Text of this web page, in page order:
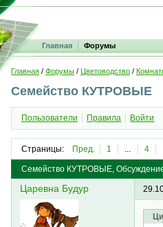
Главная Форумы
Главная / Форумы / Цветоводство /
Семейство КУТРОВЫЕ
Пользователи Правила Войти
Страницы: Пред. 1 ... 4
Семейство КУТРОВЫЕ,
Царевна Будур